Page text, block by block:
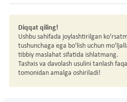
Diqqat qiling!
Ushbu sahifada joylashtirilgan
tushunchaga ega bo'lish uchun
tibbiy maslahat sifatida ishlatmang.
Tashxis va davolash usulini tanlash
tomonidan amalga oshiriladi!